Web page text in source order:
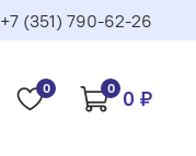
+7 (351) 790-62-26
0 0 0 ₽